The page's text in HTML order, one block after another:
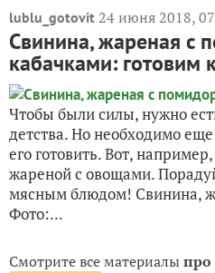
lublu_gotovit 24 июня 2018,
Свинина, жареная с
кабачками: готовим
Чтобы были силы, нужно
детства. Но необходимо
его готовить. Вот,
жареной с овощами.
мясным блюдом! Свинина,
Фото:...
Смотрите все материалыпро